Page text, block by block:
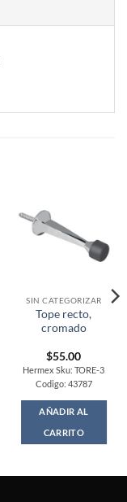
SIN CATEGORIZAR
Tope recto,
cromado
$55.00
Hermex Sku: TORE-3
Codigo: 43787
AÑADIR AL
CARRITO